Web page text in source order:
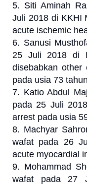
5. Siti Aminah
Juli 2018 di KKHI
acute ischemic
6. Sanusi
25 Juli 2018 di
disebabkan other
pada usia 73
7. Katio Abdul
pada 25 Juli
arrest pada usia
8. Machyar
wafat pada 26
acute myocardial
9. Mohammad
wafat pada 27